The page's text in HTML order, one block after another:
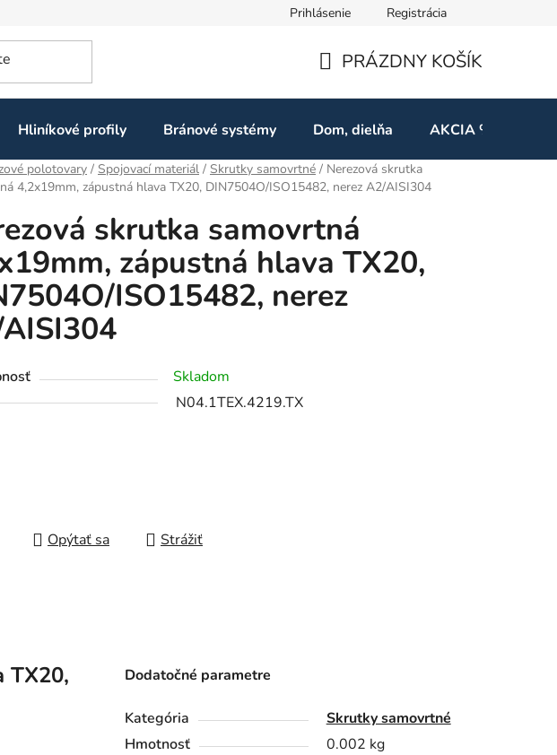
Odstúpenie od zmluvy
Prihlásenie Registrácia
KOŠÍK
PRÁZDNY KOŠÍK
Hliníkové profily Bránové systémy Dom, dielňa AKCIA %
polotovary / Spojovací materiál / Skrutky samovrtné / Nerezová skrutka
4,2x19mm, zápustná hlava TX20, DIN7504O/ISO15482, nerez A2/AISI304
skrutka samovrtná
zápustná hlava TX20,
ISO15482, nerez
Skladom
N04.1TEX.4219.TX
Opýtať sa Strážiť
TX20,
Dodatočné parametre
Kategória
Skrutky samovrtné
Hmotnosť
0.002 kg